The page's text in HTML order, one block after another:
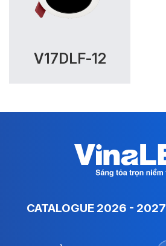
V17DLF-12
CATALOGUE 2026 - 2027